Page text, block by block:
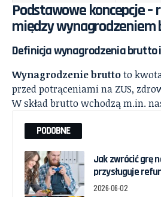
Podstawowe koncepcje –
między
Definicja wynagrodzenia brutto
Wynagrodzenie bruttoto
przed potrąceniami na ZUS,
W skład brutto wchodzą m.in.
PODOBNE
Jak zwrócić grę
przysługuje
2026-06-02